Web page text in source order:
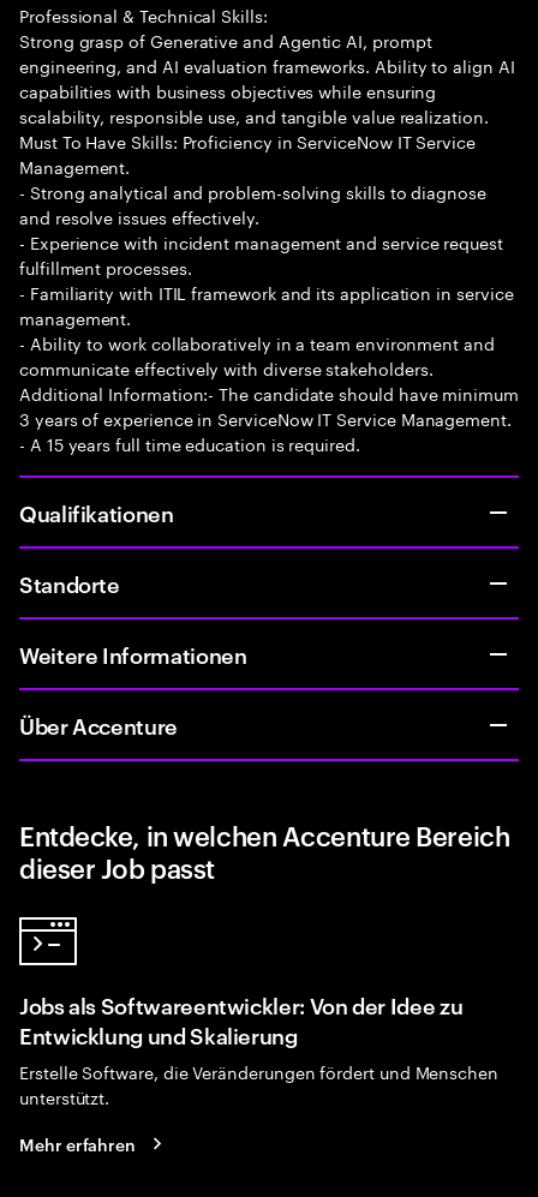
Professional & Technical Skills:
Strong grasp of Generative and Agentic AI, prompt
engineering, and AI evaluation frameworks. Ability to align AI
capabilities with business objectives while ensuring
scalability, responsible use, and tangible value realization.
Must To Have Skills: Proficiency in ServiceNow IT Service
Management.
- Strong analytical and problem-solving skills to diagnose
and resolve issues effectively.
- Experience with incident management and service request
fulfillment processes.
- Familiarity with ITIL framework and its application in service
management.
- Ability to work collaboratively in a team environment and
communicate effectively with diverse stakeholders.
Additional Information:- The candidate should have minimum
3 years of experience in ServiceNow IT Service Management.
- A 15 years full time education is required.
Qualifikationen
Standorte
Weitere Informationen
Über Accenture
Entdecke, in welchen Accenture Bereich
dieser Job passt
Jobs als Softwareentwickler: Von der Idee zu
Entwicklung und Skalierung
Erstelle Software, die Veränderungen fördert und Menschen
unterstützt.
Mehr erfahren